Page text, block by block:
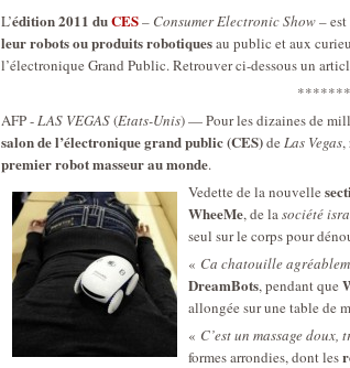
L’édition 2011 duCES– Consumer Electronic Show–
leur robots ou produits robotiquesau public et aux
l’électronique Grand Public. Retrouver ci-dessous un
AFP -LAS VEGAS(Etats-Unis) — Pour les dizaines de
salon de l’électronique grand public (CES)de Las Vegas,
premier robot masseur au monde.
Vedette de la nouvelle
WheeMe, de lasociété
seul sur le corps pour
« Ca chatouille
DreamBots, pendant que
allongée sur une table de
« C’est un massage doux,
formes arrondies, dont les